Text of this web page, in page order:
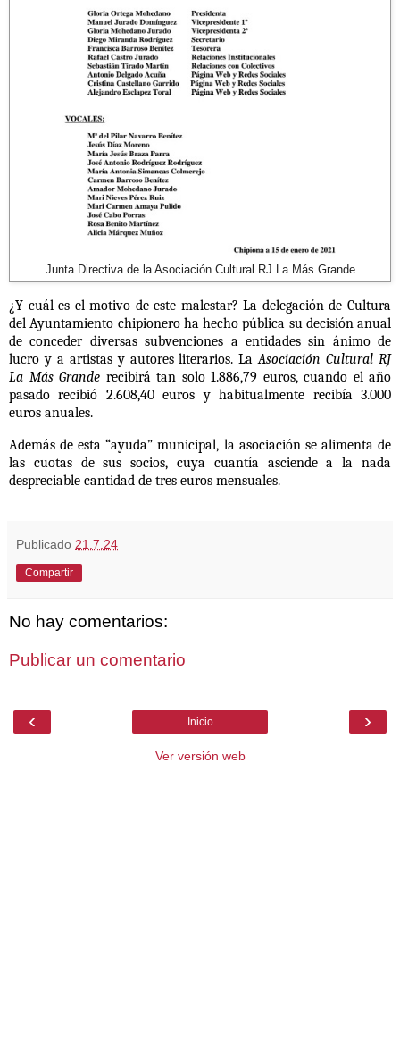
Junta Directiva de la Asociación Cultural RJ La Más Grande
¿Y cuál es el motivo de este malestar? La delegación de Cultura
del Ayuntamiento chipionero ha hecho pública su decisión anual
de conceder diversas subvenciones a entidades sin ánimo de
lucro y a artistas y autores literarios. LaAsociación Cultural RJ
La Más Grande recibirá tan solo 1.886,79 euros, cuando el año
pasado recibió 2.608,40 euros y habitualmente recibía 3.000
euros anuales.
Además de esta “ayuda” municipal, la asociación se alimenta de
las cuotas de sus socios, cuya cuantía asciende a la nada
despreciable cantidad de tres euros mensuales.
Publicado 21.7.24
Compartir
No hay comentarios:
Publicar un comentario
‹ ›
Inicio
Ver versión web